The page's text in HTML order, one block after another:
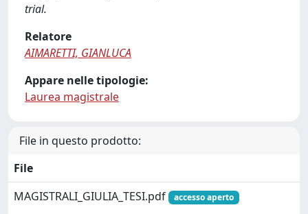
trial.
Relatore
AIMARETTI, GIANLUCA
Appare nelle tipologie:
Laurea magistrale
File in questo prodotto:
File
MAGISTRALI_GIULIA_TESI.pdf
accesso aperto